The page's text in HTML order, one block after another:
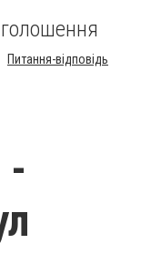
Питання-відповідь
-